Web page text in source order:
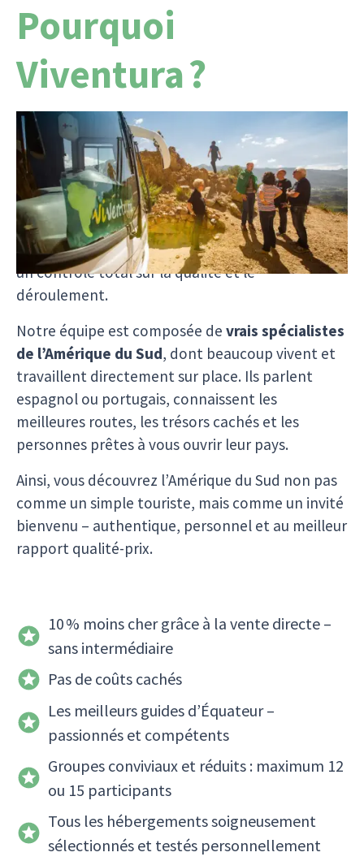
Pourquoi
Viventura ?
Depuis plus de 25 ans, nous réalisons les rêves
sud-américains avec cœur, expérience et
véritable passion. Nous organisons chaque
voyage nous-mêmes,sans intermédiaire, ce qui
nous permet non seulement de proposer des prix
environ10 % moins chers, mais aussi de garder
un contrôle total sur la qualité et le
déroulement.
Notre équipe est composée de vrais spécialistes
de l’Amérique du Sud, dont beaucoup vivent et
travaillent directement sur place. Ils parlent
espagnol ou portugais, connaissent les
meilleures routes, les trésors cachés et les
personnes prêtes à vous ouvrir leur pays.
Ainsi, vous découvrez l’Amérique du Sud non pas
comme un simple touriste, mais comme un invité
bienvenu – authentique, personnel et au meilleur
rapport qualité-prix.
10 % moins cher grâce à la vente directe –
sans intermédiaire
Pas de coûts cachés
Les meilleurs guides d’Équateur –
passionnés et compétents
Groupes conviviaux et réduits : maximum 12
ou 15 participants
Tous les hébergements soigneusement
sélectionnés et testés personnellement